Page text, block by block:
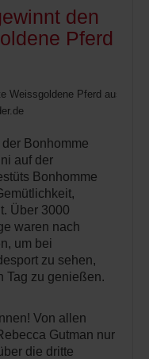
den
Pferd
Weissgoldene Pferd aus den
Bonhomme
auf der
Bonhomme
Über 3000
waren nach
um bei
zu sehen,
Tag zu genießen.
Von allen
Gutman nur
die dritte